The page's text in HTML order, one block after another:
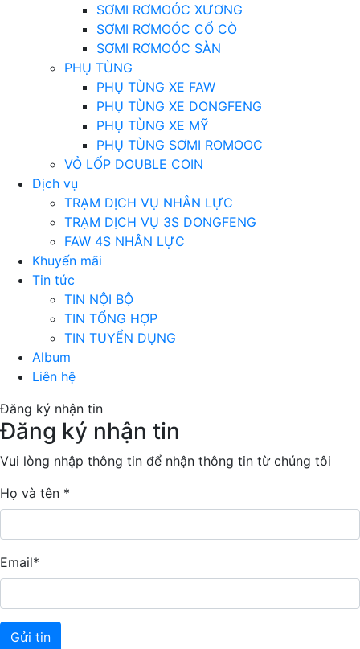
SƠMI RƠMOÓC XƯƠNG
SƠMI RƠMOÓC CỔ CÒ
SƠMI RƠMOÓC SÀN
PHỤ TÙNG
PHỤ TÙNG XE FAW
PHỤ TÙNG XE DONGFENG
PHỤ TÙNG XE MỸ
PHỤ TÙNG SƠMI ROMOOC
VỎ LỐP DOUBLE COIN
Dịch vụ
TRẠM DỊCH VỤ NHÂN LỰC
TRẠM DỊCH VỤ 3S DONGFENG
FAW 4S NHÂN LỰC
Khuyến mãi
Tin tức
TIN NỘI BỘ
TIN TỔNG HỢP
TIN TUYỂN DỤNG
Album
Liên hệ
Đăng ký nhận tin
Đăng ký nhận tin
Vui lòng nhập thông tin để nhận thông tin từ chúng tôi
Họ và tên *
Email*
Gửi tin